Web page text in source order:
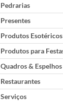
Pedrarias
Presentes
Produtos Esotéricos
Produtos para
Quadros & Espelhos
Restaurantes
Serviços